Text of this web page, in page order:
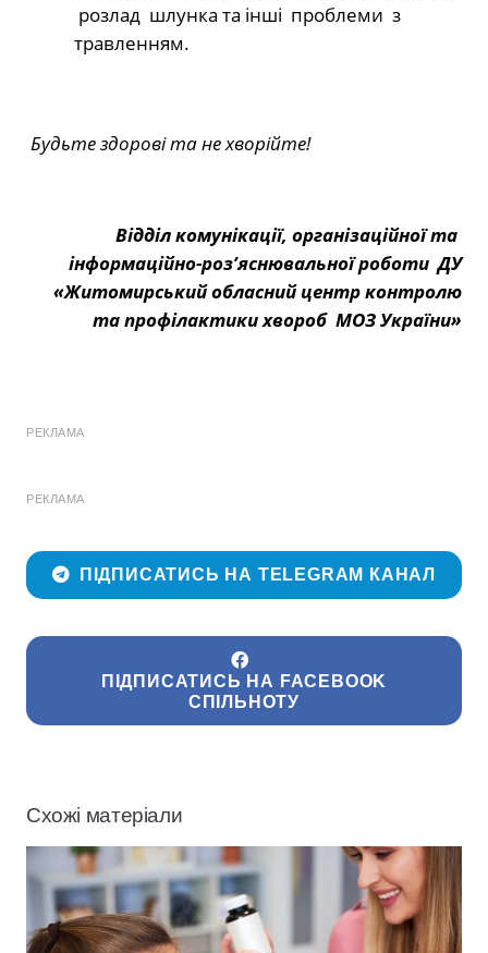
розлад шлунка та інші проблеми з
травленням.
Будьте здорові та не хворійте!
Відділ комунікації, організаційної та
інформаційно-роз’яснювальної роботи ДУ
«Житомирський обласний центр контролю
та профілактики хвороб МОЗ України»
РЕКЛАМА
РЕКЛАМА
ПІДПИСАТИСЬ НА TELEGRAM КАНАЛ
ПІДПИСАТИСЬ НА FACEBOOK
СПІЛЬНОТУ
Схожі матеріали